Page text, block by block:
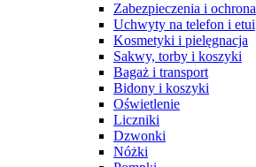
Zabezpieczenia i ochrona
Uchwyty na telefon i etui
Kosmetyki i pielęgnacja
Sakwy, torby i koszyki
Bagaż i transport
Bidony i koszyki
Oświetlenie
Liczniki
Dzwonki
Nóżki